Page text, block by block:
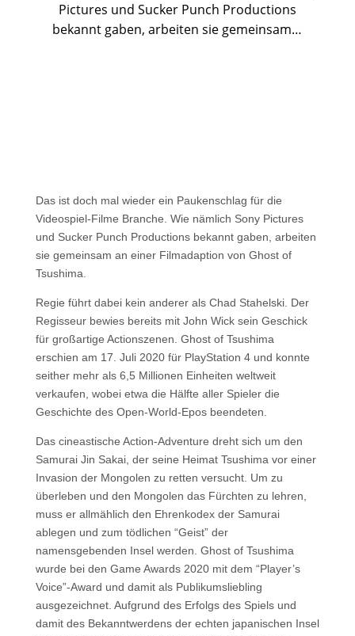
Pictures und Sucker Punch Productions
bekannt gaben, arbeiten sie gemeinsam…
Das ist doch mal wieder ein Paukenschlag für die
Videospiel-Filme Branche. Wie nämlich Sony Pictures
und Sucker Punch Productions bekannt gaben, arbeiten
sie gemeinsam an einer Filmadaption von Ghost of
Tsushima.
Regie führt dabei kein anderer als Chad Stahelski. Der
Regisseur bewies bereits mit John Wick sein Geschick
für großartige Actionszenen. Ghost of Tsushima
erschien am 17. Juli 2020 für PlayStation 4 und konnte
seither mehr als 6,5 Millionen Einheiten weltweit
verkaufen, wobei etwa die Hälfte aller Spieler die
Geschichte des Open-World-Epos beendeten.
Das cineastische Action-Adventure dreht sich um den
Samurai Jin Sakai, der seine Heimat Tsushima vor einer
Invasion der Mongolen zu retten versucht. Um zu
überleben und den Mongolen das Fürchten zu lehren,
muss er allmählich den Ehrenkodex der Samurai
ablegen und zum tödlichen “Geist” der
namensgebenden Insel werden. Ghost of Tsushima
wurde bei den Game Awards 2020 mit dem “Player’s
Voice”-Award und damit als Publikumsliebling
ausgezeichnet. Aufgrund des Erfolgs des Spiels und
damit des Bekanntwerdens der echten japanischen Insel